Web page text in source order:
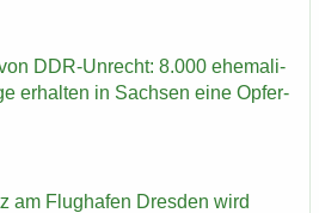
DDR-​Unrecht: 8.000 ehe­ma­li­
er­hal­ten in Sach­sen eine Op­fer­
am Flug­ha­fen Dres­den wird